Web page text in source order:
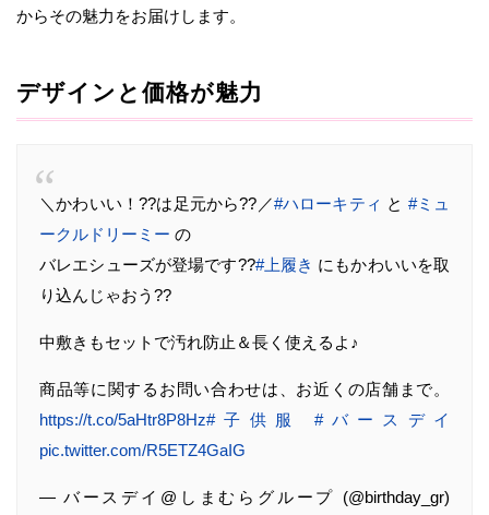
からその魅力をお届けします。
デザインと価格が魅力
＼かわいい！??は足元から??／#ハローキティ と #ミュ
ークルドリーミー の
バレエシューズが登場です??#上履き にもかわいいを取
り込んじゃおう??
中敷きもセットで汚れ防止＆長く使えるよ♪
商品等に関するお問い合わせは、お近くの店舗まで。
https://t.co/5aHtr8P8Hz#子供服
#バースデイ
pic.twitter.com/R5ETZ4GaIG
— バースデイ@しまむらグループ (@birthday_gr)